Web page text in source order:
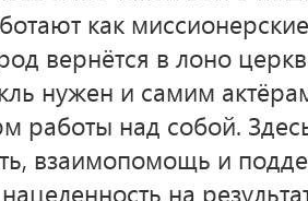
как
вернётся в лоно
нужен и самим
работы над собой.
взаимопомощь и
на